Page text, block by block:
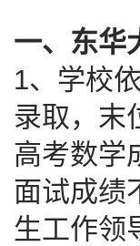
一、东华
1、学校
录取，末
高考数学
面试成绩
生工作领